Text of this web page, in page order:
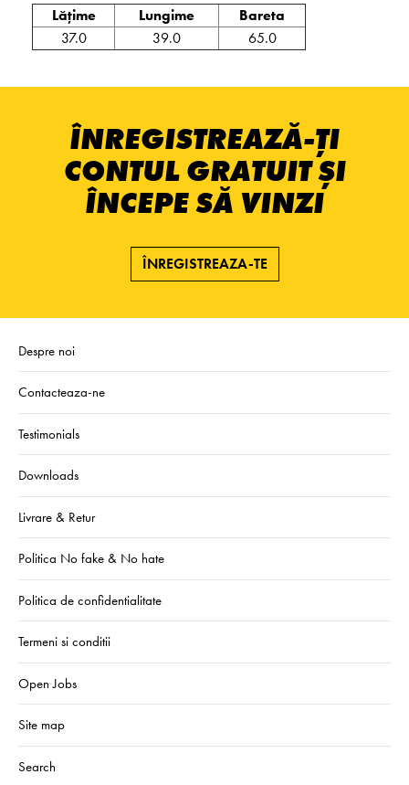
Lățime Lungime
Bareta
37.0
39.0 65.0
ÎNREGISTREAZĂ-ȚI
CONTUL GRATUIT ȘI
ÎNCEPE SĂ VINZI
ÎNREGISTREAZA-TE
Despre noi
Contacteaza-ne
Testimonials
Downloads
Livrare & Retur
Politica No fake & No hate
Politica de confidentialitate
Termeni si conditii
Open Jobs
Site map
Search